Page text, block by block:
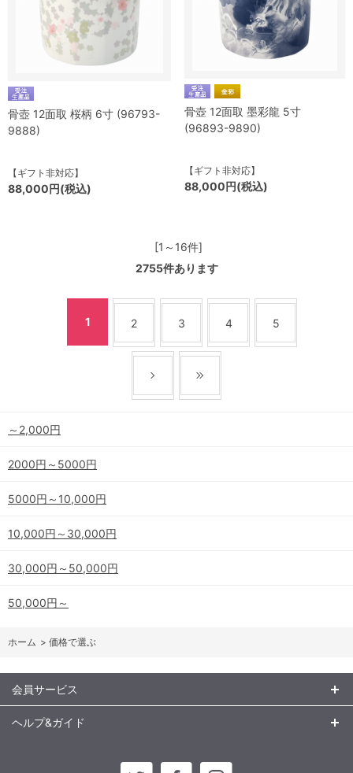
骨壺 12面取 桜柄 6寸 (96793-
9888)
【ギフト非対応】
88,000円(税込)
骨壺 12面取 墨彩龍 5寸
(96893-9890)
【ギフト非対応】
88,000円(税込)
[1～16件]
2755件あります
1 2 3 4 5
～2,000円
2000円～5000円
5000円～10,000円
10,000円～30,000円
30,000円～50,000円
50,000円～
ホーム > 価格で選ぶ
会員サービス
ヘルプ&ガイド